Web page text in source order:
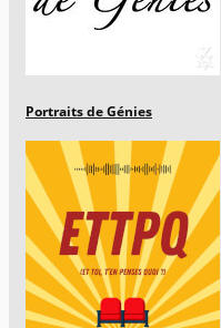
Portraits de Génies